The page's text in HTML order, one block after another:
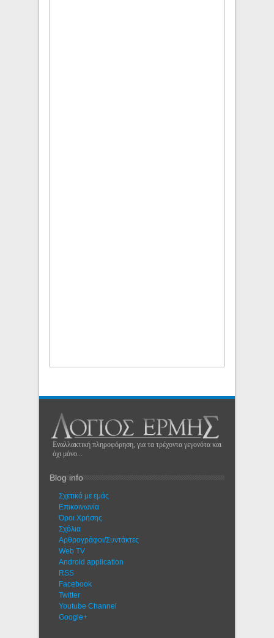
Εναλλακτική πληροφόρηση, για τα τρέχοντα γεγονότα και
όχι μόνο...
Blog info
Σχετικά με εμάς
Eπικοινωνία
Όροι Χρήσης
Σχόλια
Αρθρογράφοι/Συντάκτες
Web TV
Android application
RSS
Facebook
Twitter
Youtube Channel
Google+